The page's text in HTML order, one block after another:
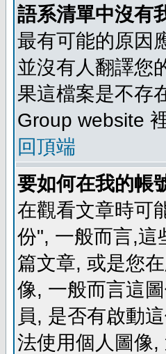
語系清單中沒有
最有可能的原因
並沒有人翻譯您
果這檔案是不存
Group website
回頂端
要如何在我的帳
在觀看文章時可
份", 一般而言,這
篇文章, 或是您
像, 一般而言這
員, 是否有啟動
法使用個人圖像